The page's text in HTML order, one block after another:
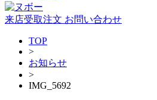
来店受取注文 お問い合わせ
TOP
>
お知らせ
>
IMG_5692